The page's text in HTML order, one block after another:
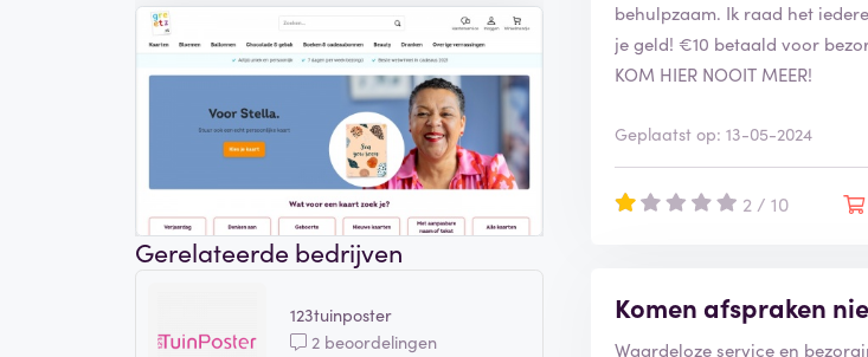
Gerelateerde bedrijven
123tuinposter
2 beoordelingen
behulpzaam. Ik raad het
je geld! €10 betaald voor
KOM HIER NOOIT MEER!
Geplaatst op: 13-05-2024
2 / 10
Komen afspraken
Waardeloze service en